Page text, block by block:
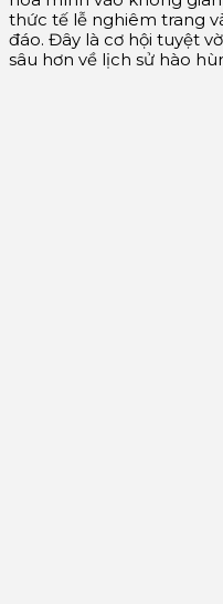
thức tế lễ nghiêm trang
đáo. Đây là cơ hội tuyệt
sâu hơn về lịch sử hào